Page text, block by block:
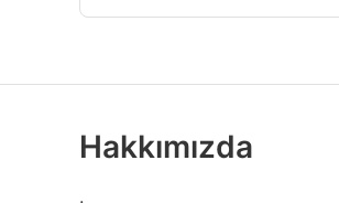
Hakkımızda